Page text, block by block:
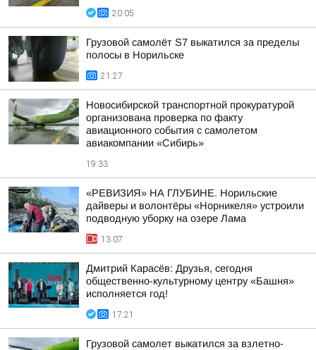
20:05
Грузовой самолёт S7 выкатился за пределы
полосы в Норильске
21:27
Новосибирской транспортной прокуратурой
организована проверка по факту
авиационного события с самолетом
авиакомпании «Сибирь»
19:33
«РЕВИЗИЯ» НА ГЛУБИНЕ. Норильские
дайверы и волонтёры «Норникеля» устроили
подводную уборку на озере Лама
13:07
Дмитрий Карасёв: Друзья, сегодня
общественно-культурному центру «Башня»
исполняется год!
17:21
Грузовой самолет выкатился за взлетно-